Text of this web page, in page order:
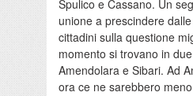
Spulico e Cassano. Un
unione a prescindere
cittadini sulla questione
momento si trovano in
Amendolara e Sibari. Ad
ora ce ne sarebbero